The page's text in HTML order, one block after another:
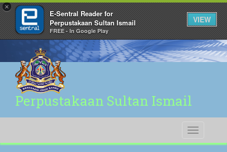
×
E-Sentral Reader for
Perpustakaan Sultan Ismail
FREE - In Google Play
VIEW
Perpustakaan Sultan Ismail
Toggle